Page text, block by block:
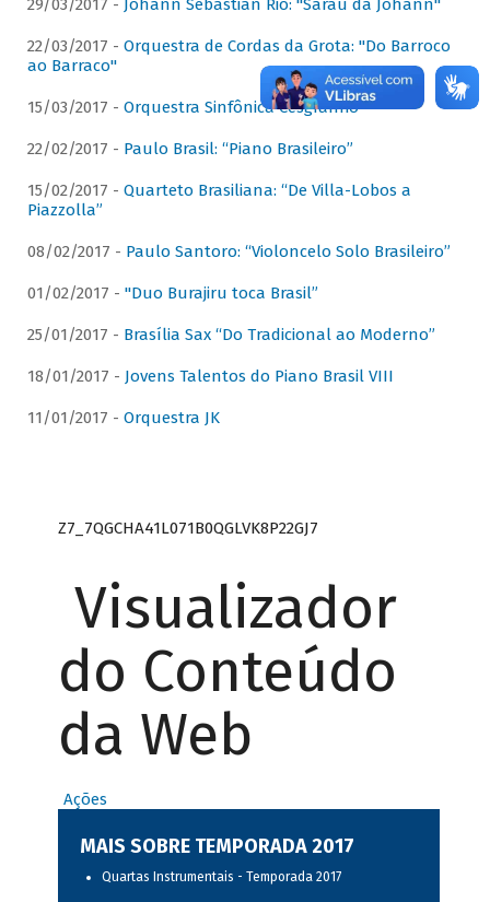
29/03/2017 - Johann Sebastian Rio: "Sarau da Johann"
22/03/2017 - Orquestra de Cordas da Grota: "Do Barroco
ao Barraco"
15/03/2017 - Orquestra Sinfônica Cesgranrio
22/02/2017 - Paulo Brasil: “Piano Brasileiro”
15/02/2017 - Quarteto Brasiliana: “De Villa-Lobos a
Piazzolla”
08/02/2017 - Paulo Santoro: “Violoncelo Solo Brasileiro”
01/02/2017 - "Duo Burajiru toca Brasil”
25/01/2017 - Brasília Sax “Do Tradicional ao Moderno”
18/01/2017 - Jovens Talentos do Piano Brasil VIII
11/01/2017 - Orquestra JK
Z7_7QGCHA41L071B0QGLVK8P22GJ7
Visualizador
do Conteúdo
da Web
Ações
MAIS SOBRE TEMPORADA 2017
Quartas Instrumentais - Temporada 2017